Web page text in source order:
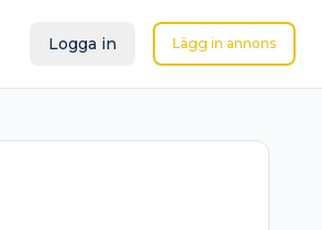
Logga in Lägg in annons